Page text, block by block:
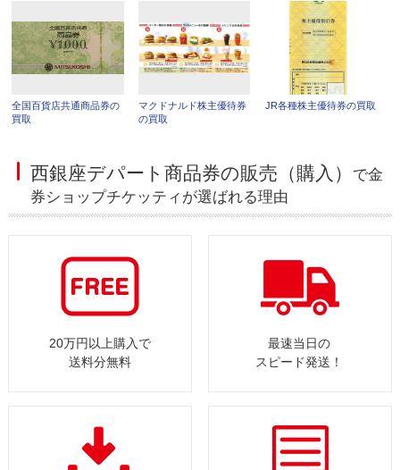
全国百貨店共通商品券の
買取
マクドナルド株主優待券
の買取
JR各種株主優待券の買取
西銀座デパート商品券の販売（購入）
で金
券ショップチケッティが選ばれる理由
20万円以上購入で
送料分無料
最速当日の
スピード発送！